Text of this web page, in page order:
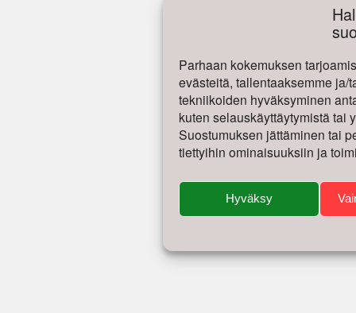
Parhaan kokemuksen
evästeitä, tallentaaksemme ja/
tekniikoiden hyväksyminen
kuten selauskäyttäytymistä tai
Suostumuksen jättäminen tai
tiettyihin ominaisuuksiin ja
Hyväksy